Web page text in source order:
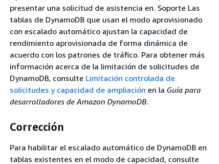
presentar una solicitud de asistencia en. Soporte Las
tablas de DynamoDB que usan el modo aprovisionado
con escalado automático ajustan la capacidad de
rendimiento aprovisionada de forma dinámica de
acuerdo con los patrones de tráfico. Para obtener más
información acerca de la limitación de solicitudes de
DynamoDB, consulte Limitación controlada de
solicitudes y capacidad de ampliación en la Guía para
desarrolladores de Amazon DynamoDB.
Corrección
Para habilitar el escalado automático de DynamoDB en
tablas existentes en el modo de capacidad, consulte